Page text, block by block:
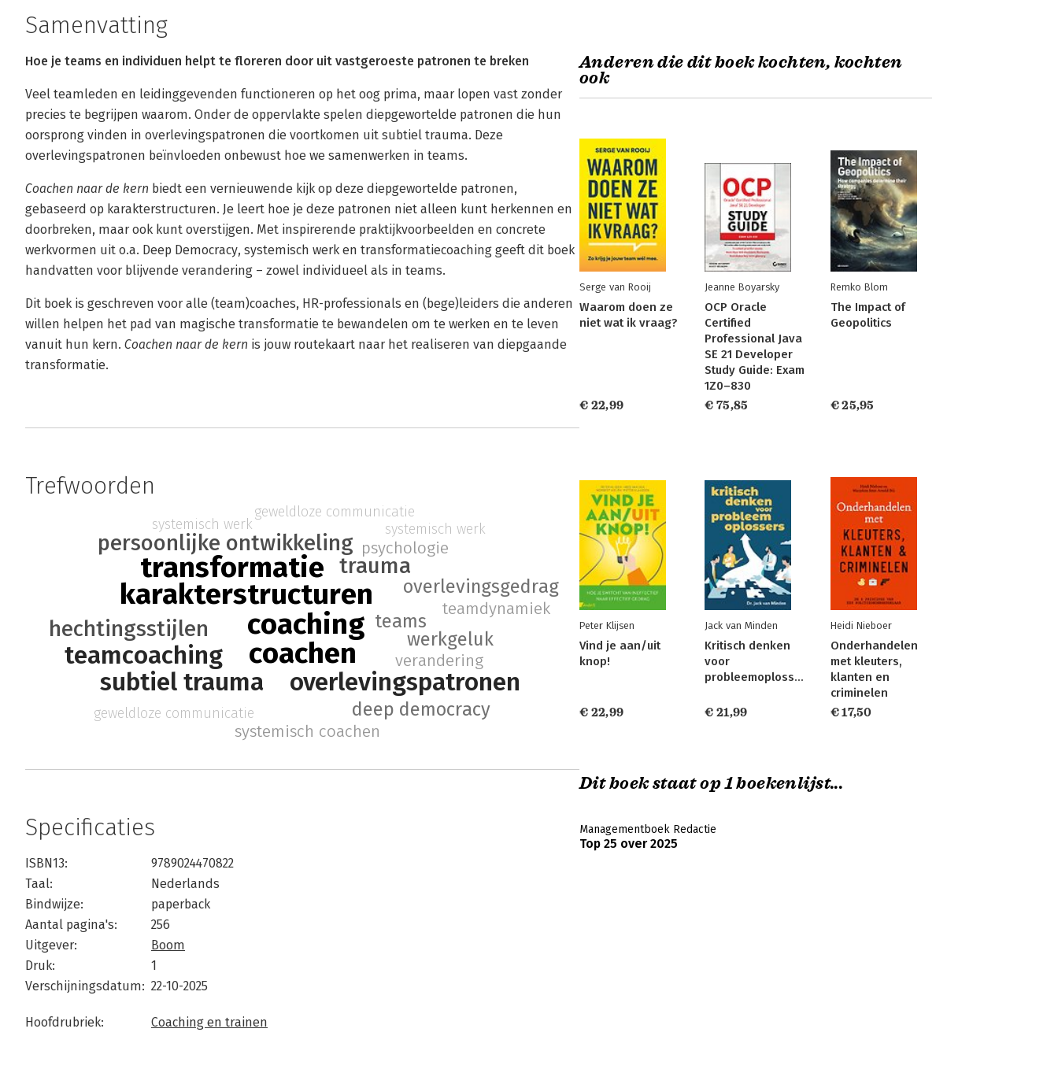
Samenvatting
Hoe je teams en individuen helpt te floreren door uit vastgeroeste patronen te breken
Veel teamleden en leidinggevenden functioneren op het oog prima, maar lopen vast zonder
precies te begrijpen waarom. Onder de oppervlakte spelen diepgewortelde patronen die hun
oorsprong vinden in overlevingspatronen die voortkomen uit subtiel trauma. Deze
overlevingspatronen beïnvloeden onbewust hoe we samenwerken in teams.
Coachen naar de kern biedt een vernieuwende kijk op deze diepgewortelde patronen,
gebaseerd op karakterstructuren. Je leert hoe je deze patronen niet alleen kunt herkennen en
doorbreken, maar ook kunt overstijgen. Met inspirerende praktijkvoorbeelden en concrete
werkvormen uit o.a. Deep Democracy, systemisch werk en transformatiecoaching geeft dit boek
handvatten voor blijvende verandering – zowel individueel als in teams.
Dit boek is geschreven voor alle (team)coaches, HR-professionals en (bege)leiders die anderen
willen helpen het pad van magische transformatie te bewandelen om te werken en te leven
vanuit hun kern. Coachen naar de kern is jouw routekaart naar het realiseren van diepgaande
transformatie.
Trefwoorden
coaching
coachen
karakterstructuren
transformatie
overlevingspatronen
subtiel trauma
teamcoaching
hechtingsstijlen
persoonlijke ontwikkeling
trauma
teams
overlevingsgedrag
werkgeluk
deep democracy
psychologie
teamdynamiek
systemisch coachen
verandering
geweldloze communicatie
systemisch werk
geweldloze communicatie
systemisch werk
Specificaties
ISBN13:
9789024470822
Taal:
Nederlands
Bindwijze:
paperback
Aantal pagina's:
256
Uitgever:
Boom
Druk:
1
Verschijningsdatum: 22-10-2025
Hoofdrubriek: Coaching en trainen
Anderen die dit boek kochten, kochten
ook
Serge van Rooij
Waarom doen ze
niet wat ik vraag?
€ 22,99
Jeanne Boyarsky
OCP Oracle
Certified
Professional Java
SE 21 Developer
Study Guide: Exam
1Z0–830
€ 75,85
Remko Blom
The Impact of
Geopolitics
€ 25,95
Peter Klijsen
Vind je aan/uit
knop!
€ 22,99
Jack van Minden
Kritisch denken
voor
probleemoplossers
€ 21,99
Heidi Nieboer
Onderhandelen
met kleuters,
klanten en
criminelen
€ 17,50
Dit boek staat op 1 boekenlijst...
Managementboek Redactie
Top 25 over 2025